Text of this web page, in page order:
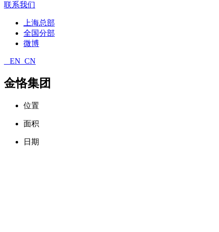
联系我们
上海总部
全国分部
微博
EN CN
金恪集团
位置
面积
日期